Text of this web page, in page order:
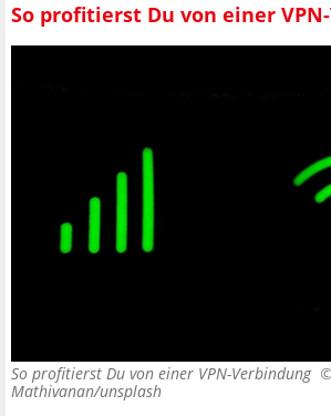
So profitierst Du von einer
So profitierst Du von einer VPN-Verbindung ©
Mathivanan/unsplash